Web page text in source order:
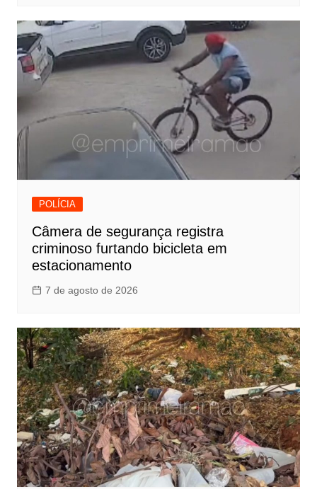
POLÍCIA
Câmera de segurança registra
criminoso furtando bicicleta em
estacionamento
7 de agosto de 2026